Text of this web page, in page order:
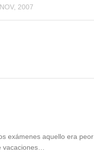
2007
exámenes aquello era peor